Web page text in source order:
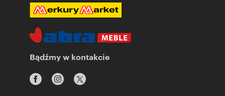
Bądźmy w kontakcie